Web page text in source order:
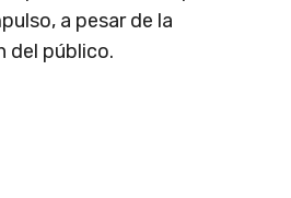
a pesar de la
del público.